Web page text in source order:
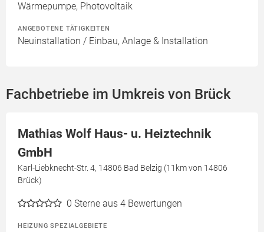
Wärmepumpe, Photovoltaik
ANGEBOTENE TÄTIGKEITEN
Neuinstallation / Einbau, Anlage & Installation
Fachbetriebe im Umkreis von Brück
Mathias Wolf Haus- u. Heiztechnik
GmbH
Karl-Liebknecht-Str. 4, 14806 Bad Belzig (11km von 14806
Brück)
0 Sterne aus 4 Bewertungen
HEIZUNG SPEZIALGEBIETE